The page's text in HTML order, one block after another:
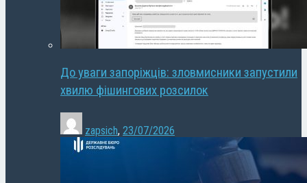
До уваги запоріжців: зловмисники запустили
хвилю фішингових розсилок
zapsich, 23/07/2026